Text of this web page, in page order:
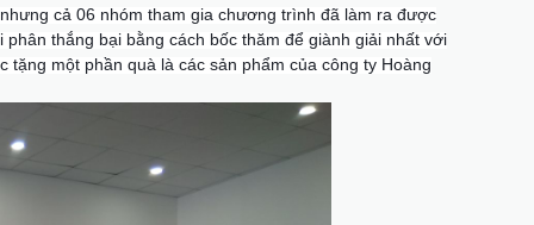
cả 06 nhóm tham gia chương trình đã làm ra được
thắng bại bằng cách bốc thăm để giành giải nhất với
một phần quà là các sản phẩm của công ty Hoàng